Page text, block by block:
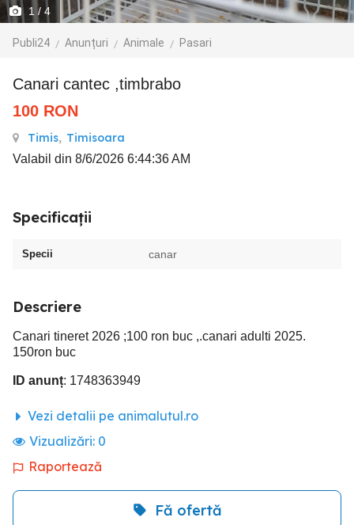
1 / 4
Publi24 Anunțuri Animale Pasari
Canari cantec ,timbrabo
100 RON
Timis, Timisoara
Valabil din 8/6/2026 6:44:36 AM
Specificații
Specii canar
Descriere
Canari tineret 2026 ;100 ron buc ,.canari adulti 2025.
150ron buc
ID anunț: 1748363949
Vezi detalii pe animalutul.ro
Vizualizări: 0
Raportează
Fă ofertă